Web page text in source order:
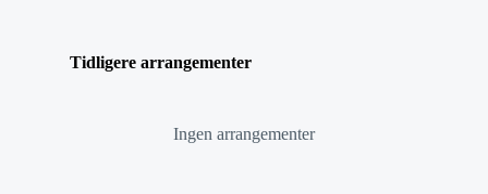
Tidligere arrangementer
Ingen arrangementer